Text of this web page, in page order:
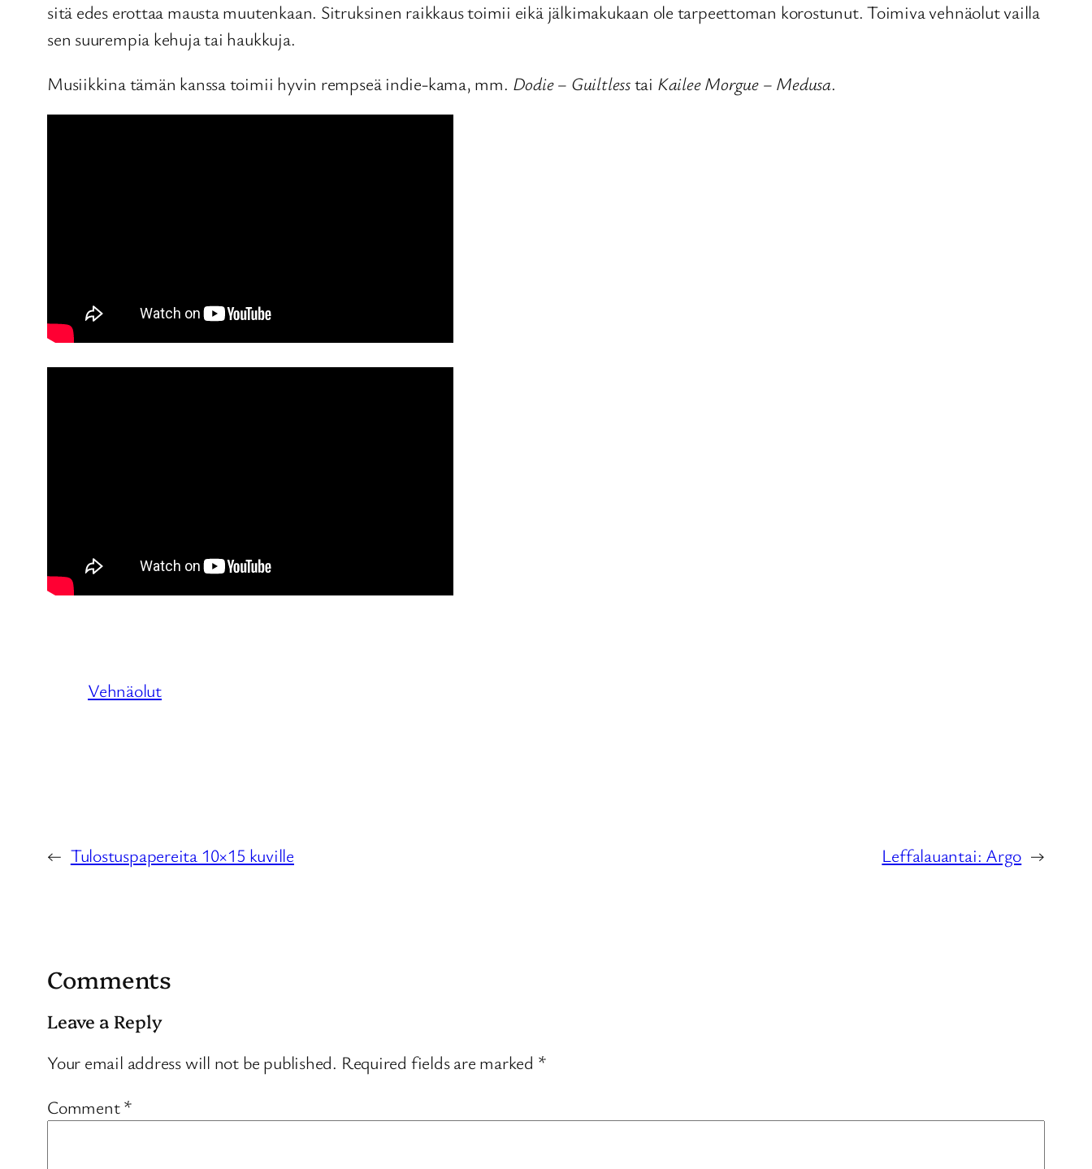
sitä edes erottaa mausta muutenkaan. Sitruksinen raikkaus toimii eikä jälkimakukaan ole tarpeettoman korostunut. Toimiva vehnäolut vailla
sen suurempia kehuja tai haukkuja.
Musiikkina tämän kanssa toimii hyvin rempseä indie-kama, mm. Dodie – Guiltlesstai Kailee Morgue – Medusa.
Vehnäolut
← Tulostuspapereita 10×15 kuville Leffalauantai: Argo →
Comments
Leave a Reply
Your email address will not be published. Required fields are marked *
Comment*